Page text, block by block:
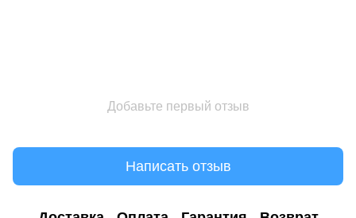
Добавьте первый отзыв
Написать отзыв